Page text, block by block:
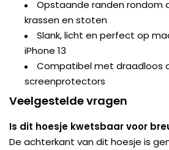
Opstaande randen rondom
krassen en stoten
Slank, licht en perfect op
iPhone 13
Compatibel met draadloos
screenprotectors
Veelgestelde vragen
Is dit hoesje kwetsbaar voor
De achterkant van dit hoesje is